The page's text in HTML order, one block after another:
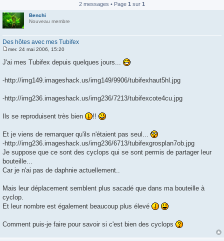
2 messages • Page 1 sur 1
Benchi
Nouveau membre
Des hôtes avec mes Tubifex
e
s
a
g
mer. 24 mai 2006, 15:20
J'ai mes Tubifex depuis quelques jours...
-http://img149.imageshack.us/img149/9906/tubifexhaut5hl.jpg
-http://img236.imageshack.us/img236/7213/tubifexcote4cu.jpg
Ils se reproduisent très bien !!
Et je viens de remarquer qu'ils n'étaient pas seul...
-http://img236.imageshack.us/img236/6713/tubifexgrosplan7ob.jpg
Je suppose que ce sont des cyclops qui se sont permis de partager leur
bouteille...
Car je n'ai pas de daphnie actuellement..
Mais leur déplacement semblent plus sacadé que dans ma bouteille à
cyclop.
Et leur nombre est également beaucoup plus élevé
Comment puis-je faire pour savoir si c'est bien des cyclops